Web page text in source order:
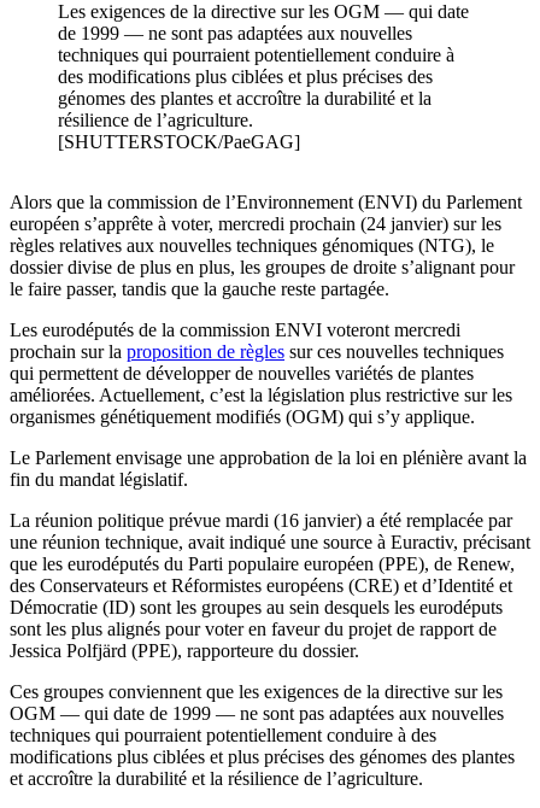
Les exigences de la directive sur les OGM — qui date
de 1999 — ne sont pas adaptées aux nouvelles
techniques qui pourraient potentiellement conduire à
des modifications plus ciblées et plus précises des
génomes des plantes et accroître la durabilité et la
résilience de l’agriculture.
[SHUTTERSTOCK/PaeGAG]
Alors que la commission de l’Environnement (ENVI) du Parlement
européen s’apprête à voter, mercredi prochain (24 janvier) sur les
règles relatives aux nouvelles techniques génomiques (NTG), le
dossier divise de plus en plus, les groupes de droite s’alignant pour
le faire passer, tandis que la gauche reste partagée.
Les eurodéputés de la commission ENVI voteront mercredi
prochain sur la proposition de règles sur ces nouvelles techniques
qui permettent de développer de nouvelles variétés de plantes
améliorées. Actuellement, c’est la législation plus restrictive sur les
organismes génétiquement modifiés (OGM) qui s’y applique.
Le Parlement envisage une approbation de la loi en plénière avant la
fin du mandat législatif.
La réunion politique prévue mardi (16 janvier) a été remplacée par
une réunion technique, avait indiqué une source à Euractiv, précisant
que les eurodéputés du Parti populaire européen (PPE), de Renew,
des Conservateurs et Réformistes européens (CRE) et d’Identité et
Démocratie (ID) sont les groupes au sein desquels les eurodéputs
sont les plus alignés pour voter en faveur du projet de rapport de
Jessica Polfjärd (PPE), rapporteure du dossier.
Ces groupes conviennent que les exigences de la directive sur les
OGM — qui date de 1999 — ne sont pas adaptées aux nouvelles
techniques qui pourraient potentiellement conduire à des
modifications plus ciblées et plus précises des génomes des plantes
et accroître la durabilité et la résilience de l’agriculture.